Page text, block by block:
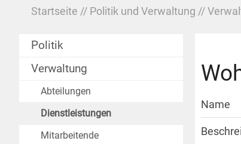
Startseite Politik und Verwaltung
Politik
Verwaltung
Abteilungen
Dienstleistungen
Mitarbeitende
Name